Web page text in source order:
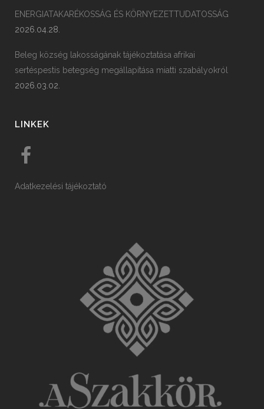
ENERGIATAKARÉKOSSÁG ÉS KÖRNYEZETTUDATOSSÁG
2026.04.28.
Beleg község lakosságának tájékoztatása afrikai
sertéspestis betegség megállapítása miatti szabályokról
2026.03.02.
LINKEK
Adatkezelési tájékoztató